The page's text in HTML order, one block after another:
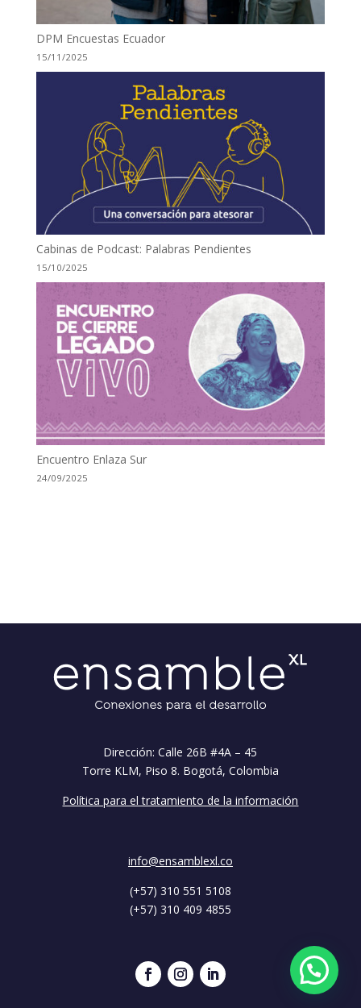
DPM Encuestas Ecuador
15/11/2025
Cabinas de Podcast: Palabras Pendientes
15/10/2025
Encuentro Enlaza Sur
24/09/2025
Dirección: Calle 26B #4A – 45
Torre KLM, Piso 8. Bogotá, Colombia
Política para el tratamiento de la información
info@ensamblexl.co
(+57) 310 551 5108
(+57) 310 409 4855